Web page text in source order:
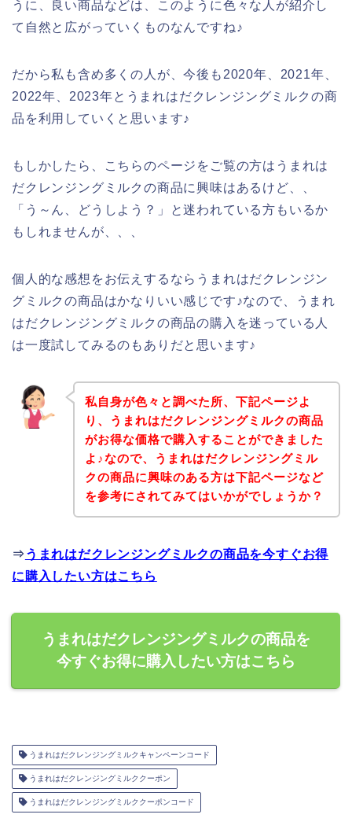
うに、良い商品などは、このように色々な人が紹介し
て自然と広がっていくものなんですね♪
だから私も含め多くの人が、今後も2020年、2021年、
2022年、2023年とうまれはだクレンジングミルクの商
品を利用していくと思います♪
もしかしたら、こちらのページをご覧の方はうまれは
だクレンジングミルクの商品に興味はあるけど、、
「う～ん、どうしよう？」と迷われている方もいるか
もしれませんが、、、
個人的な感想をお伝えするならうまれはだクレンジン
グミルクの商品はかなりいい感じです♪なので、うまれ
はだクレンジングミルクの商品の購入を迷っている人
は一度試してみるのもありだと思います♪
私自身が色々と調べた所、下記ページよ
り、うまれはだクレンジングミルクの商品
がお得な価格で購入することができました
よ♪なので、うまれはだクレンジングミル
クの商品に興味のある方は下記ページなど
を参考にされてみてはいかがでしょうか？
⇒ うまれはだクレンジングミルクの商品を今すぐお得
に購入したい方はこちら
うまれはだクレンジングミルクの商品を
今すぐお得に購入したい方はこちら
うまれはだクレンジングミルクキャンペーンコード
うまれはだクレンジングミルククーポン
うまれはだクレンジングミルククーポンコード